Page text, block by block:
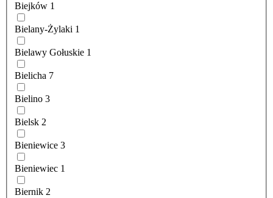
Biejków 1
Bielany-Żylaki 1
Bielawy Gołuskie 1
Bielicha 7
Bielino 3
Bielsk 2
Bieniewice 3
Bieniewiec 1
Biernik 2